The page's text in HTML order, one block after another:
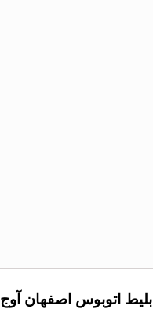
بلیط اتوبوس اصفهان آوج